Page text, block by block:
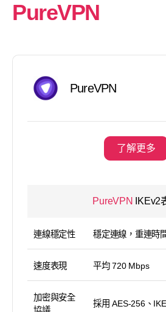
PureVPN
PureVPN
了解更多
PureVPN IKEv2
連線穩定性 穩定連線，重連時
速度表現 平均 720 Mbps
加密與安全
採用 AES-256、